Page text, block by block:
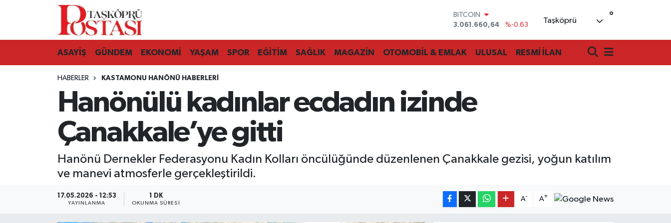
DOLAR
47,6704
%0
STERLİN
64,2143
%0
13.799
Taşköprü °
ASAYİŞ GÜNDEM EKONOMİ YAŞAM SPOR EĞİTİM SAĞLIK MAGAZİN OTOMOBİL & EMLAK ULUSAL RESMİ İLAN
HABERLER KASTAMONU HANÖNÜ HABERLERI
Hanönülü kadınlar ecdadın izinde
Çanakkale’ye gitti
Hanönü Dernekler Federasyonu Kadın Kolları öncülüğünde düzenlenen Çanakkale gezisi, yoğun katılım
ve manevi atmosferle gerçekleştirildi.
17.05.2026 - 12:53
YAYINLANMA
1 DK
OKUNMA SÜRESI
A- A+
Kastamonu Vefat Edenler
Araç Haberleri
Azdavay Haberleri
Bozkurt Haberleri